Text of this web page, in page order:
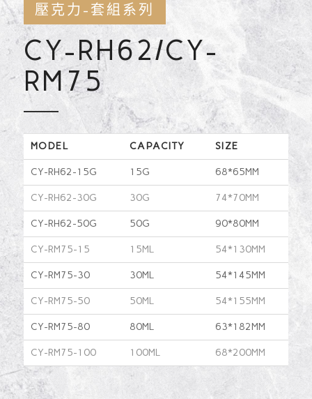
壓克力-套組系列
CY-RH62/CY-
RM75
MODEL CAPACITY SIZE
CY-RH62-15G 15G 68*65MM
CY-RH62-30G 30G 74*70MM
CY-RH62-50G 50G 90*80MM
CY-RM75-15 15ML 54*130MM
CY-RM75-30 30ML 54*145MM
CY-RM75-50 50ML 54*155MM
CY-RM75-80 80ML 63*182MM
CY-RM75-100 100ML 68*200MM